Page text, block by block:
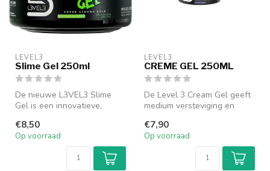
LEVEL3
Slime Gel 250ml
De nieuwe L3VEL3 Slime
Gel is een innovatieve,
ontwikkeld ...
€8,50
Op voorraad
LEVEL3
CREME GEL 250ML
De Level 3 Cream Gel geeft
medium versteviging en
Deze...
€7,90
Op voorraad